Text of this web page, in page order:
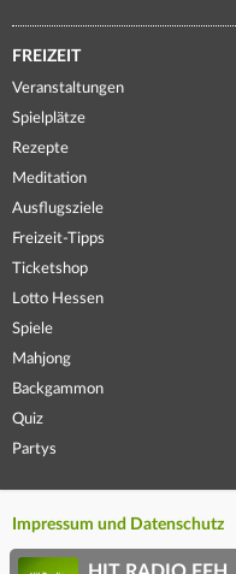
FREIZEIT
Veranstaltungen
Spielplätze
Rezepte
Meditation
Ausflugsziele
Freizeit-Tipps
Ticketshop
Lotto Hessen
Spiele
Mahjong
Backgammon
Quiz
Partys
Impressum und Datenschutz